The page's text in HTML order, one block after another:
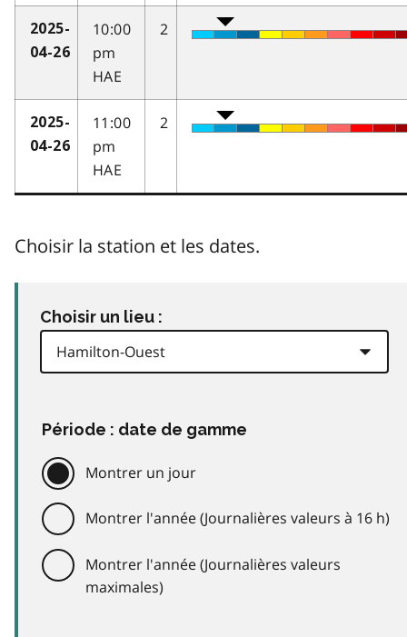
2025-
04-26
10:00
pm
HAE
2
2025-
04-26
11:00
pm
HAE
2
Choisir la station et les dates.
Choisir un lieu :
Période : date de gamme
Montrer un jour
Montrer l'année (Journalières valeurs à 16 h)
Montrer l'année (Journalières valeurs
maximales)